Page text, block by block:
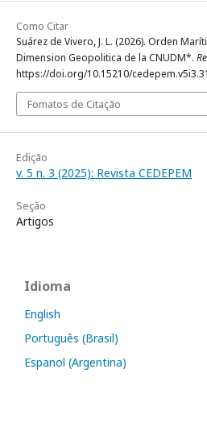
Como Citar
Suárez de Vivero, J. L. (2026). Orden
Dimension Geopolitica de la CNUDM*.
https://doi.org/10.15210/
Fomatos de Citação
Edição
v. 5 n. 3 (2025): Revista CEDEPEM
Seção
Artigos
Idioma
English
Português (Brasil)
Espanol (Argentina)